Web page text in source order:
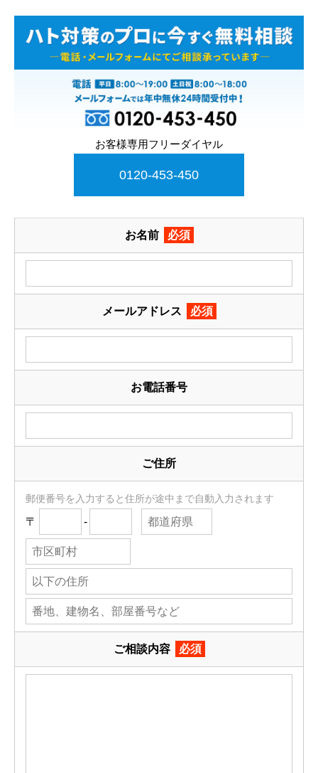
お客様専用フリーダイヤル
0120-453-450
お名前 必須
メールアドレス 必須
お電話番号
ご住所
郵便番号を入力すると住所が途中まで自動入力されます
〒 -
ご相談内容 必須